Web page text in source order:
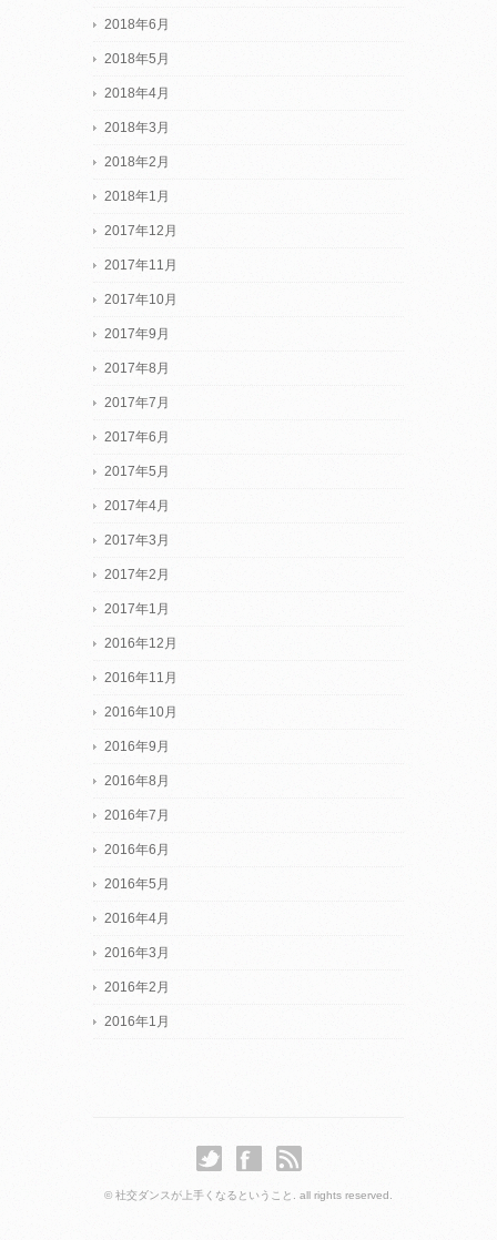
2018年6月
2018年5月
2018年4月
2018年3月
2018年2月
2018年1月
2017年12月
2017年11月
2017年10月
2017年9月
2017年8月
2017年7月
2017年6月
2017年5月
2017年4月
2017年3月
2017年2月
2017年1月
2016年12月
2016年11月
2016年10月
2016年9月
2016年8月
2016年7月
2016年6月
2016年5月
2016年4月
2016年3月
2016年2月
2016年1月
© 社交ダンスが上手くなるということ. all rights reserved.